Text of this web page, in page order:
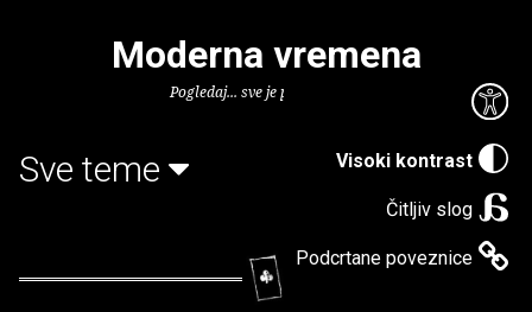
Visoki kontrast
Čitljiv slog
Podcrtane poveznice
Moderna vremena
Pogledaj... sve je puno knjiga.
Sve teme